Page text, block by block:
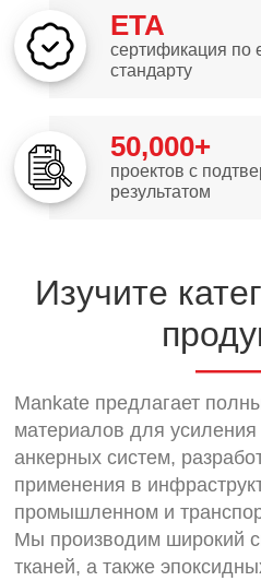
ETA
сертификация по
стандарту
50,000+
проектов с
результатом
Изучите
Mankate предлагает
материалов для усиления
анкерных систем,
применения в
промышленном и
Мы производим широкий
тканей, а также